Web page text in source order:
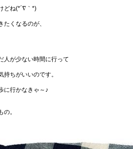
どね(*´∇｀*)
くなるのが、
人が少ない時間に行って
ちがいいのです。
に行かなきゃ～♪
。